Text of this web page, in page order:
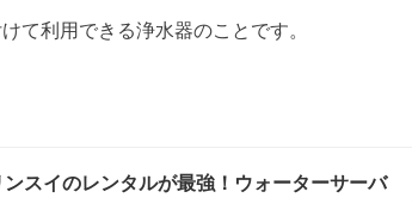
て利用できる浄水器のことです。
ンスイのレンタルが最強！ウォーターサーバ